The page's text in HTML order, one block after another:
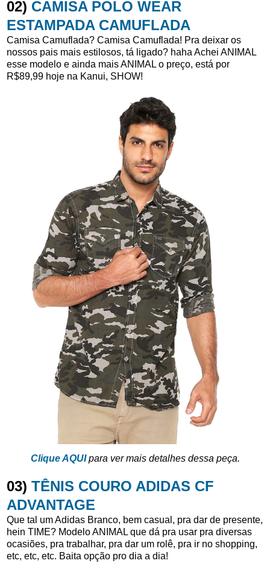
02) CAMISA POLO WEAR
ESTAMPADA CAMUFLADA
Camisa Camuflada? Camisa Camuflada! Pra deixar os
nossos pais mais estilosos, tá ligado? haha Achei ANIMAL
esse modelo e ainda mais ANIMAL o preço, está por
R$89,99 hoje na Kanui, SHOW!
Clique AQUIpara ver mais detalhes dessa peça.
03) TÊNIS COURO ADIDAS CF
ADVANTAGE
Que tal um Adidas Branco, bem casual, pra dar de presente,
hein TIME? Modelo ANIMAL que dá pra usar pra diversas
ocasiões, pra trabalhar, pra dar um rolê, pra ir no shopping,
etc, etc, etc. Baita opção pro dia a dia!